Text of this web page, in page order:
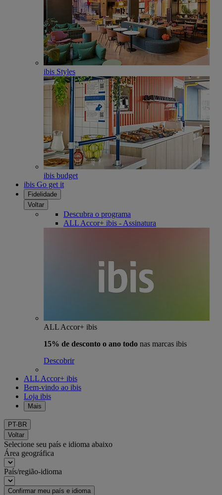
ibis Styles
ibis budget
ibis Go get it
Fidelidade
Voltar
Descubra o programa
ALL Accor+ ibis - Assinatura
ALL Accor+ ibis
15% de desconto o ano todo nas marcas ibis
Descobrir
ALL Accor+ ibis
Bem-vindo ao ibis
Loja ibis
Mais
PT-BR
Voltar
Selecione seu país e idioma abaixo
Área geográfica
País/região-idioma
Confirmar meu país e idioma